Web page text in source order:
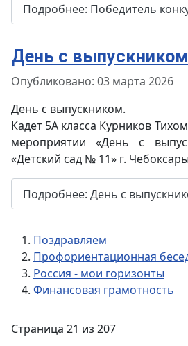
Подробнее: Победитель
День с выпускником
Информация о материале
Опубликовано: 03 марта 2026
День с выпускником.
Кадет 5А класса Курников
мероприятии «День с
«Детский сад № 11» г.
Подробнее: День с
Поздравляем
Профориентационная
Россия - мои горизонты
Финансовая грамотность
Страница 21 из 207